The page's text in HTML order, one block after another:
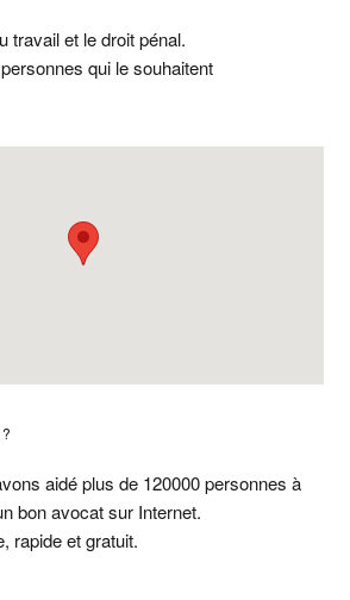
travail et le droit pénal.
qui le souhaitent
aidé plus de 120000 personnes à
bon avocat sur Internet.
rapide et gratuit.